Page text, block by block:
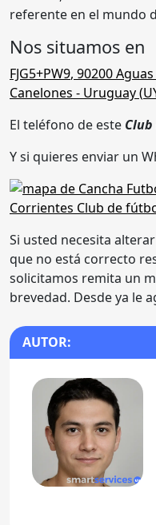
referente en el mundo
Nos situamos en
FJG5+PW9, 90200
Canelones - Uruguay (
El teléfono de este
Y si quieres enviar un
Si usted necesita
que no está correcto
solicitamos remita un
brevedad. Desde ya le
AUTOR: